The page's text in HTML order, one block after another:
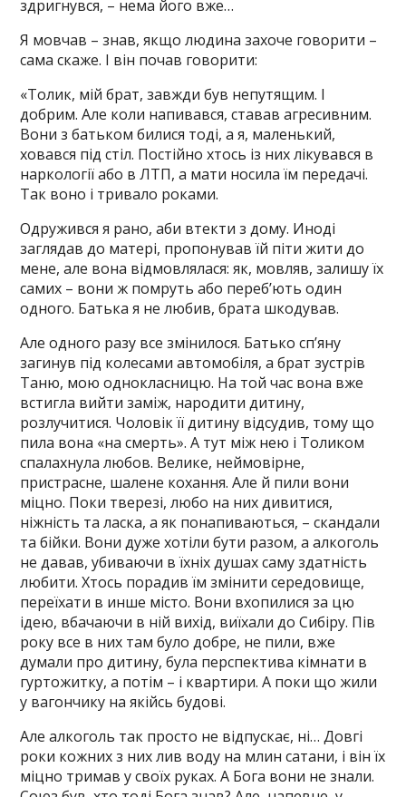
здригнувся, – нема його вже…
Я мовчав – знав, якщо людина захоче говорити –
сама скаже. І він почав говорити:
«Толик, мій брат, завжди був непутящим. І
добрим. Але коли напивався, ставав агресивним.
Вони з батьком билися тоді, а я, маленький,
ховався під стіл. Постійно хтось із них лікувався в
наркології або в ЛТП, а мати носила їм передачі.
Так воно і тривало роками.
Одружився я рано, аби втекти з дому. Иноді
заглядав до матері, пропонував їй піти жити до
мене, але вона відмовлялася: як, мовляв, залишу їх
самих – вони ж помруть або переб’ють один
одного. Батька я не любив, брата шкодував.
Але одного разу все змінилося. Батько сп’яну
загинув під колесами автомобіля, а брат зустрів
Таню, мою однокласницю. На той час вона вже
встигла вийти заміж, народити дитину,
розлучитися. Чоловік її дитину відсудив, тому що
пила вона «на смерть». А тут між нею і Толиком
спалахнула любов. Велике, неймовірне,
пристрасне, шалене кохання. Але й пили вони
міцно. Поки тверезі, любо на них дивитися,
ніжність та ласка, а як понапиваються, – скандали
та бійки. Вони дуже хотіли бути разом, а алкоголь
не давав, убиваючи в їхніх душах саму здатність
любити. Хтось порадив їм змінити середовище,
переїхати в инше місто. Вони вхопилися за цю
ідею, вбачаючи в ній вихід, виїхали до Сибіру. Пів
року все в них там було добре, не пили, вже
думали про дитину, була перспектива кімнати в
гуртожитку, а потім – і квартири. А поки що жили
у вагончику на якійсь будові.
Але алкоголь так просто не відпускає, ні… Довгі
роки кожних з них лив воду на млин сатани, і він їх
міцно тримав у своїх руках. А Бога вони не знали.